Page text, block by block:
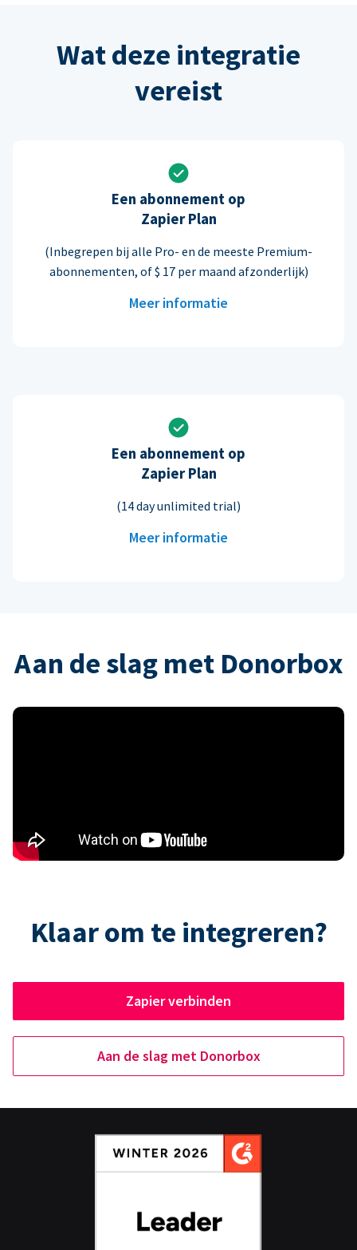
Wat deze integratie
vereist
Een abonnement op
Zapier Plan
(Inbegrepen bij alle Pro- en de meeste Premium-
abonnementen, of $ 17 per maand afzonderlijk)
Meer informatie
Een abonnement op
Zapier Plan
(14 day unlimited trial)
Meer informatie
Aan de slag met Donorbox
Klaar om te integreren?
Zapier verbinden
Aan de slag met Donorbox